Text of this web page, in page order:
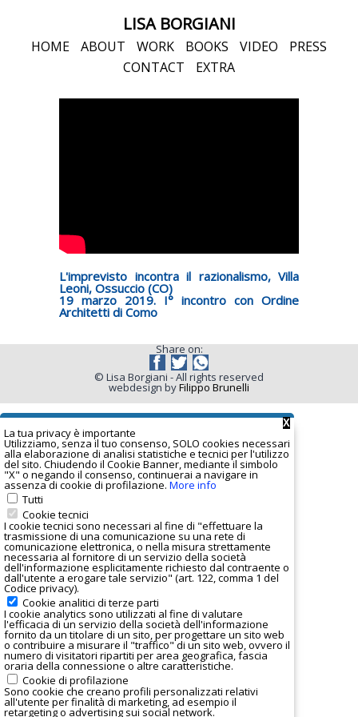
LISA BORGIANI
HOME ABOUT WORK BOOKS VIDEO
PRESS
CONTACT
EXTRA
L'imprevisto incontra il razionalismo, Villa
Leoni, Ossuccio (CO)
19 marzo 2019. I° incontro con Ordine
Architetti di Como
Share on:
© Lisa Borgiani - All rights reserved
webdesign byFilippo Brunelli
X
La tua privacy è importante
Utilizziamo, senza il tuo consenso, SOLO cookies necessari
alla elaborazione di analisi statistiche e tecnici per l'utilizzo
del sito. Chiudendo il Cookie Banner, mediante il simbolo
"X" o negando il consenso, continuerai a navigare in
assenza di cookie di profilazione. More info
Tutti
Cookie tecnici
I cookie tecnici sono necessari al fine di "effettuare la
trasmissione di una comunicazione su una rete di
comunicazione elettronica, o nella misura strettamente
necessaria al fornitore di un servizio della società
dell'informazione esplicitamente richiesto dal contraente o
dall'utente a erogare tale servizio" (art. 122, comma 1 del
Codice privacy).
Cookie analitici di terze parti
I cookie analytics sono utilizzati al fine di valutare
l'efficacia di un servizio della società dell'informazione
fornito da un titolare di un sito, per progettare un sito web
o contribuire a misurare il "traffico" di un sito web, ovvero il
numero di visitatori ripartiti per area geografica, fascia
oraria della connessione o altre caratteristiche.
Cookie di profilazione
Sono cookie che creano profili personalizzati relativi
all'utente per finalità di marketing, ad esempio il
retargeting o advertising sui social network.